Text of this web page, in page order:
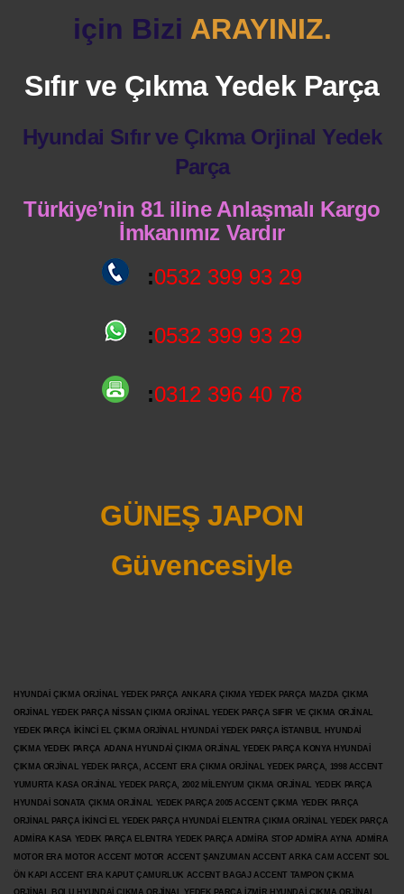
için Bizi ARAYINIZ.
Sıfır ve Çıkma Yedek Parça
Hyundai Sıfır ve Çıkma Orjinal Yedek
Parça
Türkiye’nin 81 iline Anlaşmalı Kargo
İmkanımız Vardır
:0532 399 93 29
:0532 399 93 29
:0312 396 40 78
GÜNEŞ JAPON
Güvencesiyle
HYUNDAİ ÇIKMA ORJİNAL YEDEK PARÇA ANKARA ÇIKMA YEDEK PARÇA MAZDA ÇIKMA
ORJİNAL YEDEK PARÇA NİSSAN ÇIKMA ORJİNAL YEDEK PARÇA SIFIR VE ÇIKMA ORJİNAL
YEDEK PARÇA İKİNCİ EL ÇIKMA ORJİNAL HYUNDAİ YEDEK PARÇA İSTANBUL HYUNDAİ
ÇIKMA YEDEK PARÇA ADANA HYUNDAİ ÇIKMA ORJİNAL YEDEK PARÇA KONYA HYUNDAİ
ÇIKMA ORJİNAL YEDEK PARÇA, ACCENT ERA ÇIKMA ORJİNAL YEDEK PARÇA, 1998 ACCENT
YUMURTA KASA ORJİNAL YEDEK PARÇA, 2002 MİLENYUM ÇIKMA ORJİNAL YEDEK PARÇA
HYUNDAİ SONATA ÇIKMA ORJİNAL YEDEK PARÇA 2005 ACCENT ÇIKMA YEDEK PARÇA
ORJİNAL PARÇA İKİNCİ EL YEDEK PARÇA HYUNDAİ ELENTRA ÇIKMA ORJİNAL YEDEK PARÇA
ADMİRA KASA YEDEK PARÇA ELENTRA YEDEK PARÇA ADMİRA STOP ADMİRA AYNA ADMİRA
MOTOR ERA MOTOR ACCENT MOTOR ACCENT ŞANZUMAN ACCENT ARKA CAM ACCENT SOL
ÖN KAPI ACCENT ERA KAPUT ÇAMURLUK ACCENT BAGAJ ACCENT TAMPON ÇIKMA
ORJİNAL BOLU HYUNDAİ ÇIKMA ORJİNAL YEDEK PARÇA İZMİR HYUNDAİ ÇIKMA ORJİNAL